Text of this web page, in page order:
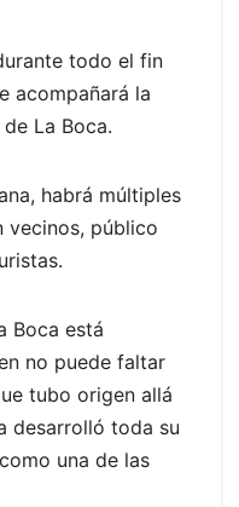
todo el fin
acompañará la
La Boca.
habrá múltiples
vecinos, público
Boca está
no puede faltar
tubo origen allá
desarrolló toda su
una de las